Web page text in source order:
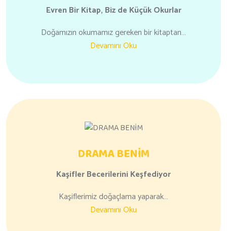
Evren Bir Kitap, Biz de Küçük Okurlar
Doğamızın okumamız gereken bir kitaptan…
Devamını Oku
DRAMA BENİM
KaşiflerBecerilerini Keşfediyor
Kaşiflerimiz doğaçlama yaparak…
Devamını Oku